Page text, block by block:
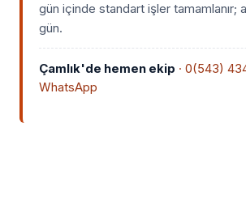
gün içinde standart işler tamamlanır;
gün.
Çamlık'de hemen ekip · 0(543)
WhatsApp